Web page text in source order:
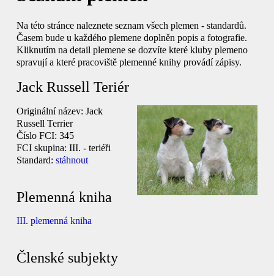
Na této stránce naleznete seznam všech plemen - standardů.
Časem bude u každého plemene doplněn popis a fotografie.
Kliknutím na detail plemene se dozvíte které kluby plemeno
spravují a které pracoviště plemenné knihy provádí zápisy.
Jack Russell Teriér
Originální název: Jack
Russell Terrier
Číslo FCI: 345
FCI skupina: III. - teriéři
Standard: stáhnout
Plemenná kniha
III. plemenná kniha
Členské subjekty